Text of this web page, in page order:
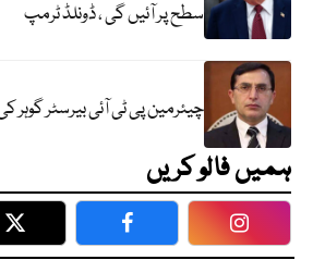
سطح پر آئیں گی ، ڈونلڈ ٹرمپ
چیئرمین پی ٹی آئی بیرسٹر گوہر
ہمیں فالو کریں
Twitter Facebook